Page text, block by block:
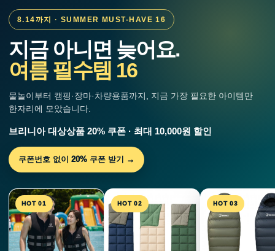
8.14까지 · SUMMER MUST-HAVE 16
지금 아니면 늦어요.
여름 필수템 16
물놀이부터 캠핑·장마·차량용품까지, 지금 가장 필요한 아이템만
한자리에 모았습니다.
브리니아 대상상품 20% 쿠폰 · 최대 10,000원 할인
쿠폰번호 없이 20% 쿠폰 받기 →
HOT 01 HOT 02 HOT 03